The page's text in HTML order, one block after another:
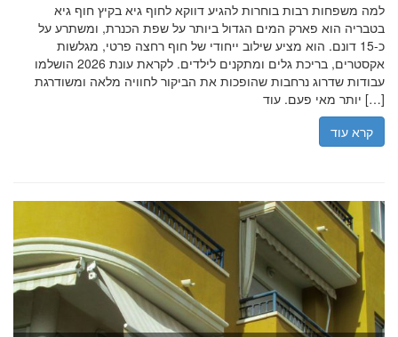
למה משפחות רבות בוחרות להגיע דווקא לחוף גיא בקיץ חוף גיא
בטבריה הוא פארק המים הגדול ביותר על שפת הכנרת, ומשתרע על
כ-15 דונם. הוא מציע שילוב ייחודי של חוף רחצה פרטי, מגלשות
אקסטרים, בריכת גלים ומתקנים לילדים. לקראת עונת 2026 הושלמו
עבודות שדרוג נרחבות שהופכות את הביקור לחוויה מלאה ומשודרגת
יותר מאי פעם. עוד […]
קרא עוד